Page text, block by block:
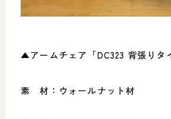
▲アームチェア「DC323 背張りタ
素 材：ウォールナット材